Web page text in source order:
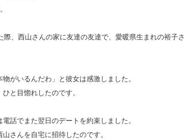
、西山さんの家に友達の友達で、愛暖県生まれの裕子さ
がいるんだわ」と彼女は感激しました。
と目惚れしたのです。
話でまた翌日のデートを約束しました。
さんを自宅に招待したのです。